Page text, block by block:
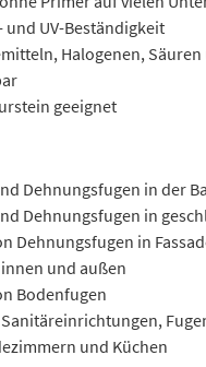
und UV-Beständigkeit
Halogenen,
geeignet
Dehnungsfugen in der
Dehnungsfugen in
Dehnungsfugen in
und außen
Bodenfugen
und Küchen